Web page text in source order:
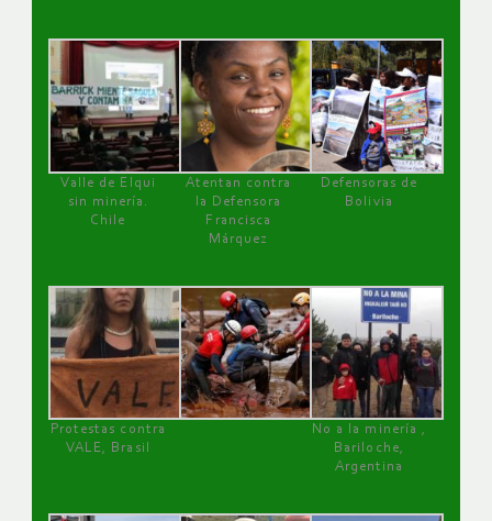
Valle de Elqui
sin minería.
Chile
Atentan contra
la Defensora
Francisca
Márquez
Defensoras de
Bolivia
Protestas contra
VALE, Brasil
No a la minería ,
Bariloche,
Argentina